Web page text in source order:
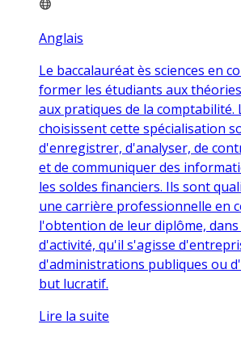
Anglais
Le baccalauréat ès sciences en
former les étudiants aux
aux pratiques de la comptabilité.
choisissent cette spécialisation
d'enregistrer, d'analyser, de
et de communiquer des
les soldes financiers. Ils sont
une carrière professionnelle en
l'obtention de leur diplôme,
d'activité, qu'il s'agisse
d'administrations publiques ou
but lucratif.
Lire la suite